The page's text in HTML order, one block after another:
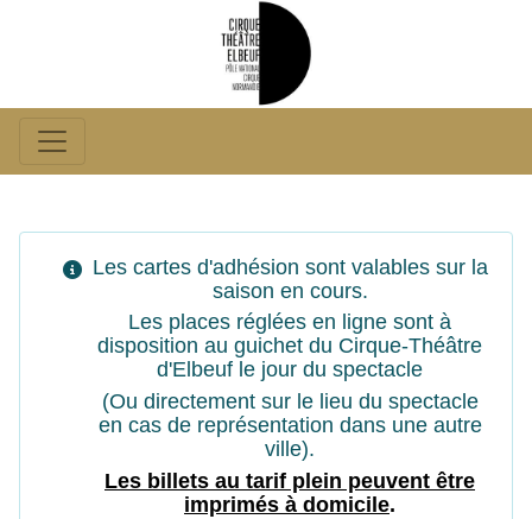
Les cartes d'adhésion sont valables sur la
saison en cours.
Les places réglées en ligne sont à
disposition au guichet du Cirque-Théâtre
d'Elbeuf le jour du spectacle
(Ou directement sur le lieu du spectacle
en cas de représentation dans une autre
ville).
Les billets au tarif plein peuvent être
imprimés à domicile.